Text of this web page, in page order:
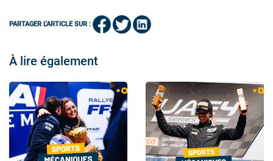
PARTAGER L'ARTICLE SUR :
À lire également